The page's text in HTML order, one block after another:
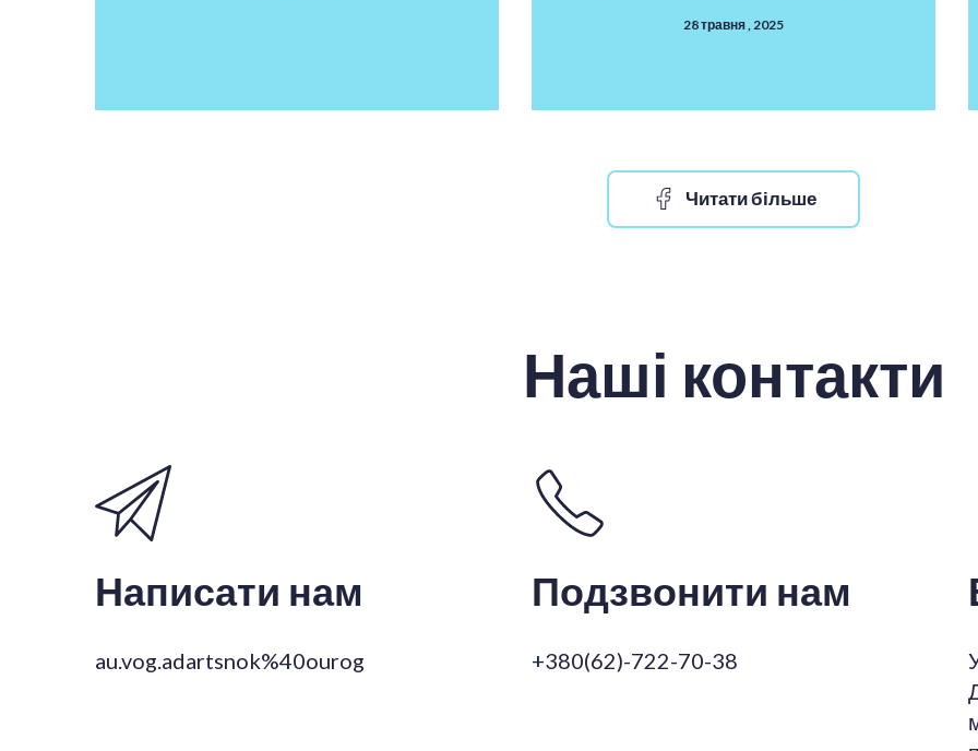
28 травня , 2025
Читати більше
Наші контакти
Написати нам
au.vog.adartsnok%40ourog
Подзвонити нам
+380(62)-722-70-38